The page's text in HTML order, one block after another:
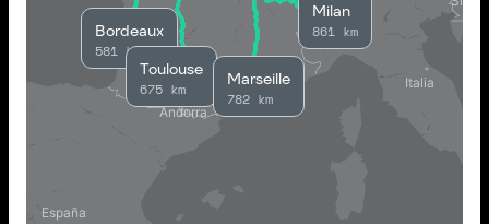
Toulouse
675 km
Marseille
782 km
Milan
861 km
Bordeaux
581 km